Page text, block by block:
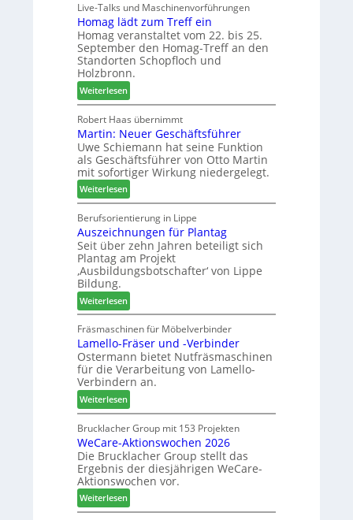
e
n
a
u
s
f
ü
r
W
e
m
h
ö
n
e
r
c
h
e
n
s
t
a
u
r
a
u
m
-
S
o
r
t
i
m
e
n
t
Live-Talks und Maschinenvorführungen
Homag lädt zum Treff ein
Homag veranstaltet vom 22. bis 25.
September den Homag-Treff an den
Standorten Schopfloch und
Holzbronn.
Weiterlesen:
H
o
m
a
g
l
ä
d
t
z
u
m
T
e
f
f
e
i
n
Robert Haas übernimmt
Martin: Neuer Geschäftsführer
Uwe Schiemann hat seine Funktion
als Geschäftsführer von Otto Martin
mit sofortiger Wirkung niedergelegt.
Weiterlesen:
M
a
r
t
i
n
N
e
u
e
r
G
e
s
c
h
ä
f
t
s
f
ü
Berufsorientierung in Lippe
Auszeichnungen für Plantag
Seit über zehn Jahren beteiligt sich
Plantag am Projekt
‚Ausbildungsbotschafter‘ von Lippe
Bildung.
Weiterlesen:
A
u
s
z
e
i
c
h
n
u
n
g
e
n
f
Fräsmaschinen für Möbelverbinder
Lamello-Fräser und -Verbinder
Ostermann bietet Nutfräsmaschinen
für die Verarbeitung von Lamello-
Verbindern an.
Weiterlesen:
L
a
m
e
l
l
o
-
Brucklacher Group mit 153 Projekten
WeCare-Aktionswochen 2026
Die Brucklacher Group stellt das
Ergebnis der diesjährigen WeCare-
Aktionswochen vor.
Weiterlesen:
W